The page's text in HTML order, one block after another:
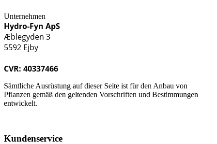
Unternehmen
Hydro-Fyn ApS
Æblegyden 3
5592 Ejby
CVR: 40337466
Sämtliche Ausrüstung auf dieser Seite ist für den Anbau von
Pflanzen gemäß den geltenden Vorschriften und Bestimmungen
entwickelt.
Kundenservice